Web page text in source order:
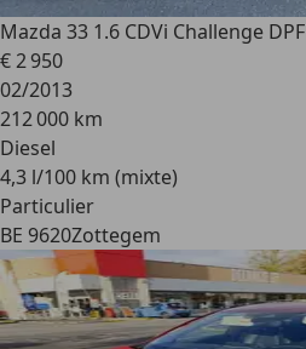
Mazda 33 1.6 CDVi Challenge DPF
€ 2 950
02/2013
212 000 km
Diesel
4,3 l/100 km (mixte)
Particulier
BE 9620Zottegem